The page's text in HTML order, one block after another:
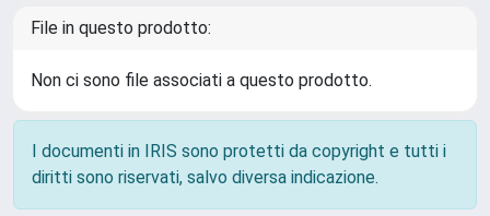
File in questo prodotto:
Non ci sono file associati a questo prodotto.
I documenti in IRIS sono protetti da copyright e tutti i
diritti sono riservati, salvo diversa indicazione.